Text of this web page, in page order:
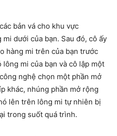
bản vá cho khu vực
dưới của bạn. Sau đó, cô ấy
hàng mi trên của bạn trước
mi của bạn và cô lập một
nghệ chọn một phần mở
khác, nhúng phần mở rộng
lên trên lông mi tự nhiên bị
trong suốt quá trình.